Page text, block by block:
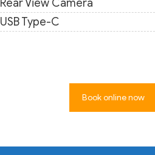
Rear View Camera
USB Type-C
Book online now